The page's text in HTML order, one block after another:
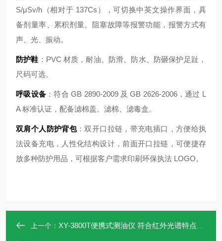
S/μSv/h（相对于 137Cs），可切换中英文操作界面，具
备剂量率、累积剂量、阻塞故障等报警功能，报警方式有
声、光、振动。
防护鞋 ：PVC 材质，耐油、防滑、防水、防砸保护足趾，
尺码可选。
呼吸设备 ：符合 GB 2890-2009 及 GB 2626-2006，通过 L
A 标准认证，配备滤棉盖、滤棉、滤毒盒。
双肩个人防护背包：双开口拉链，带充电插口，方便给执
法设备充电，人性化结构设计，前面开口拉链，可便捷存
放多种防护用品，可根据客户需求印刷环保执法 LOGO。
上一个： XY-3800T便携式测油仪 符合红外光谱特点要求